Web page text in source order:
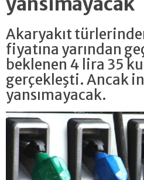
Akaryakıt
fiyatına yarından
beklenen 4 lira 35
gerçekleşti. Ancak
yansımayacak.